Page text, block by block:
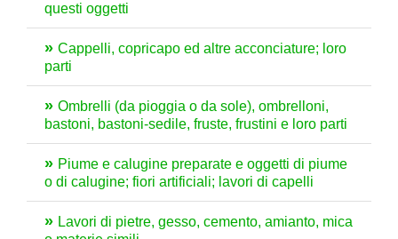
questi oggetti
Cappelli, copricapo ed altre acconciature; loro
parti
Ombrelli (da pioggia o da sole), ombrelloni,
bastoni, bastoni-sedile, fruste, frustini e loro parti
Piume e calugine preparate e oggetti di piume
o di calugine; fiori artificiali; lavori di capelli
Lavori di pietre, gesso, cemento, amianto, mica